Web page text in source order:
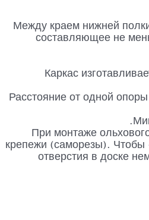
Между краем нижней
составляющее не
Каркас
Расстояние от одной
При монтаже
крепежи (саморезы). Чтобы
отверстия в доске